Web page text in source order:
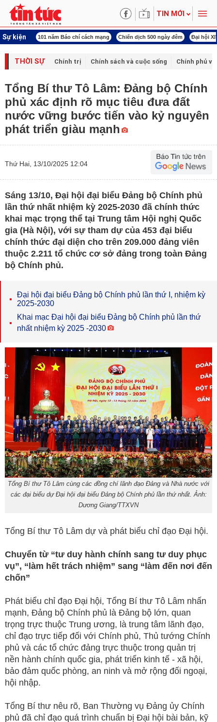
TIN MỚI
Sự kiện
mạng Chiến dịch 500 ngày đêm Đại hội XIV Công đoàn Việt Nam
THỜI SỰ Chính trị Chính sách và cuộc sống Chính phủ
Tổng Bí thư Tô Lâm: Đảng bộ Chính
phủ xác định rõ mục tiêu đưa đất
nước vững bước tiến vào kỷ nguyên
phát triển giàu mạnh
Thứ Hai, 13/10/2025 12:04
Sáng 13/10, Đại hội đại biểu Đảng bộ Chính phủ
lần thứ nhất nhiệm kỳ 2025-2030 đã chính thức
khai mạc trọng thể tại Trung tâm Hội nghị Quốc
gia (Hà Nội), với sự tham dự của 453 đại biểu
chính thức đại diện cho trên 209.000 đảng viên
thuộc 2.211 tổ chức cơ sở đảng trong toàn Đảng
bộ Chính phủ.
Đại hội đại biểu Đảng bộ Chính phủ lần thứ I, nhiệm kỳ
2025-2030
Khai mạc Đại hội đại biểu Đảng bộ Chính phủ lần thứ
nhất nhiệm kỳ 2025 -2030
Tổng Bí thư Tô Lâm cùng các đồng chí lãnh đạo Đảng và Nhà nước với
các đại biểu dự Đại hội đại biểu Đảng bộ Chính phủ lần thứ nhất. Ảnh:
Dương Giang/TTXVN
Tổng Bí thư Tô Lâm dự và phát biểu chỉ đạo Đại hội.
Chuyển từ “tư duy hành chính sang tư duy phục
vụ”, “làm hết trách nhiệm” sang “làm đến nơi đến
chốn”
Phát biểu chỉ đạo Đại hội, Tổng Bí thư Tô Lâm nhấn
mạnh, Đảng bộ Chính phủ là Đảng bộ lớn, quan
trọng trực thuộc Trung ương, là trung tâm lãnh đạo,
chỉ đạo trực tiếp đối với Chính phủ, Thủ tướng Chính
phủ và các tổ chức đảng trực thuộc trong quản trị
nền hành chính quốc gia, phát triển kinh tế - xã hội,
bảo đảm quốc phòng, an ninh và mở rộng đối ngoại,
hội nhập.
Tổng Bí thư nêu rõ, Ban Thường vụ Đảng ủy Chính
phủ đã chỉ đạo quá trình chuẩn bị Đại hội bài bản, kỹ